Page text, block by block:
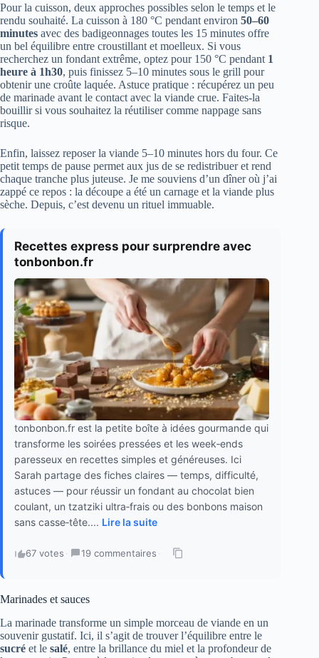
Pour la cuisson, deux approches possibles selon le temps et le
rendu souhaité. La cuisson à 180 °C pendant environ 50–60
minutes avec des badigeonnages toutes les 15 minutes offre
un bel équilibre entre croustillant et moelleux. Si vous
recherchez un fondant extrême, optez pour 150 °C pendant 1
heure à 1h30, puis finissez 5–10 minutes sous le grill pour
obtenir une croûte laquée. Astuce pratique : récupérez un peu
de marinade avant le contact avec la viande crue. Faites-la
bouillir si vous souhaitez la réutiliser comme nappage sans
risque.
Enfin, laissez reposer la viande 5–10 minutes hors du four. Ce
petit temps de pause permet aux jus de se redistribuer et rend
chaque tranche plus juteuse. Je me souviens d’un dîner où j’ai
zappé ce repos : la découpe a été un carnage et la viande plus
sèche. Depuis, c’est devenu un rituel immuable.
Recettes express pour surprendre avec
tonbonbon.fr
tonbonbon.fr est la petite boîte à idées gourmande qui
transforme les soirées pressées et les week‑ends
paresseux en recettes simples et généreuses. Ici
Sarah partage des fiches claires — temps, difficulté,
astuces — pour réussir un fondant au chocolat bien
coulant, un tzatziki ultra‑frais ou des bonbons maison
sans casse‑tête.... Lire la suite
67 votes · 19 commentaires ·
Marinades et sauces
La marinade transforme un simple morceau de viande en un
souvenir gustatif. Ici, il s’agit de trouver l’équilibre entre le
sucré et le salé, entre la brillance du miel et la profondeur de